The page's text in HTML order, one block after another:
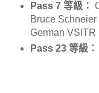
Pass 7 等級：
Bruce Schneier
German VSITR
Pass 23 等級：